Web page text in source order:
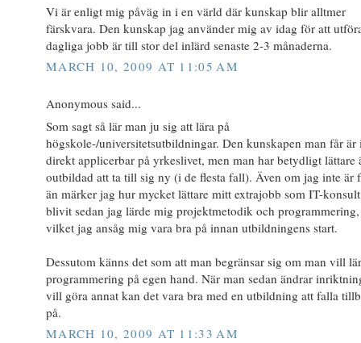
Vi är enligt mig påväg in i en värld där kunskap blir alltmer
färskvara. Den kunskap jag använder mig av idag för att
dagliga jobb är till stor del inlärd senaste 2-3 månaderna.
MARCH 10, 2009 AT 11:05 AM
Anonymous said...
Som sagt så lär man ju sig att lära på
högskole-/universitetsutbildningar. Den kunskapen man får är
direkt applicerbar på yrkeslivet, men man har betydligt lättare
outbildad att ta till sig ny (i de flesta fall). Även om jag inte är
än märker jag hur mycket lättare mitt extrajobb som IT-
blivit sedan jag lärde mig projektmetodik och programmering,
vilket jag ansåg mig vara bra på innan utbildningens start.
Dessutom känns det som att man begränsar sig om man vill
programmering på egen hand. När man sedan ändrar
vill göra annat kan det vara bra med en utbildning att falla
på.
MARCH 10, 2009 AT 11:33 AM